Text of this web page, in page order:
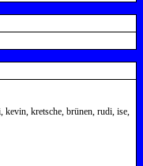
kevin, kretsche, brünen, rudi, ise,